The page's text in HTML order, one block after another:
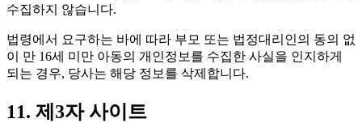
수집하지 않습니다.
법령에서 요구하는 바에 따라 부모 또는 법정대리인의 동의 없
이 만 16세 미만 아동의 개인정보를 수집한 사실을 인지하게
되는 경우, 당사는 해당 정보를 삭제합니다.
11. 제3자 사이트